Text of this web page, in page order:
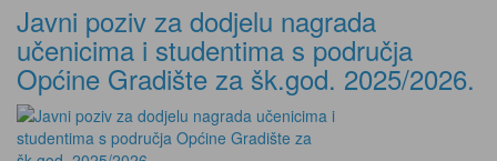
Javni poziv za dodjelu nagrada
učenicima i studentima s područja
Općine Gradište za šk.god. 2025/2026.